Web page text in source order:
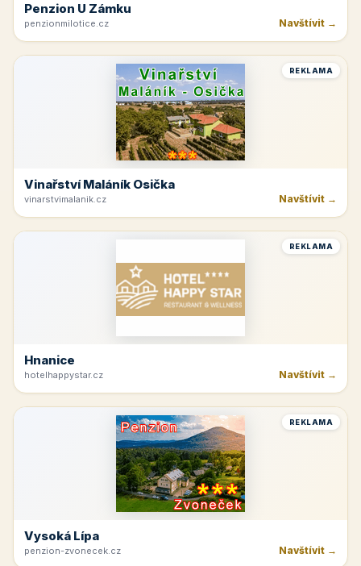
Penzion U Zámku
penzionmilotice.cz Navštívit →
REKLAMA
Vinařství Maláník Osička
vinarstvimalanik.cz Navštívit →
REKLAMA
Hnanice
hotelhappystar.cz Navštívit →
REKLAMA
Vysoká Lípa
penzion-zvonecek.cz Navštívit →